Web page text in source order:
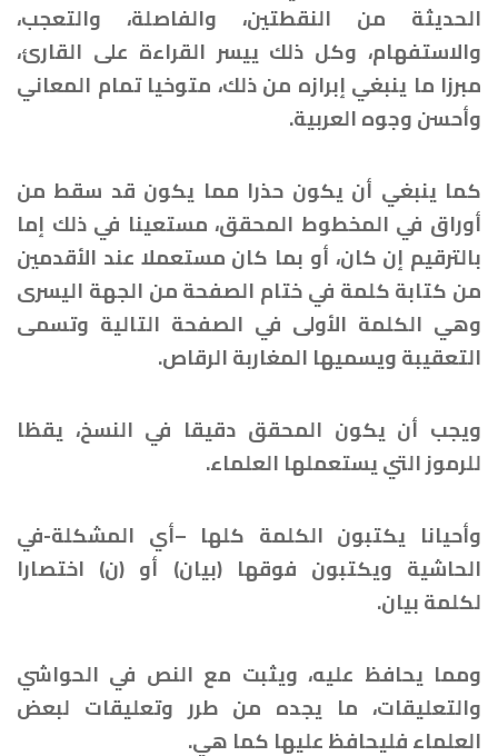
الحديثة من النقطتين، والفاصلة، والتعجب،
والاستفهام، وكل ذلك ييسر القراءة على القارئ،
مبرزا ما ينبغي إبرازه من ذلك، متوخيا تمام المعاني
وأحسن وجوه العربية.
كما ينبغي أن يكون حذرا مما يكون قد سقط من
أوراق في المخطوط المحقق، مستعينا في ذلك إما
بالترقيم إن كان، أو بما كان مستعملا عند الأقدمين
من كتابة كلمة في ختام الصفحة من الجهة اليسرى
وهي الكلمة الأولى في الصفحة التالية وتسمى
التعقيبة ويسميها المغاربة الرقاص.
ويجب أن يكون المحقق دقيقا في النسخ، يقظا
للرموز التي يستعملها العلماء.
وأحيانا يكتبون الكلمة كلها –أي المشكلة-في
الحاشية ويكتبون فوقها (بيان) أو (ن) اختصارا
لكلمة بيان.
ومما يحافظ عليه، ويثبت مع النص في الحواشي
والتعليقات، ما يجده من طرر وتعليقات لبعض
العلماء فليحافظ عليها كما هي.